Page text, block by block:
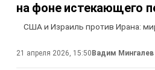
на фоне истекающего
США и Израиль против Ирана:
21 апреля 2026, 15:50 Вадим Мингалев